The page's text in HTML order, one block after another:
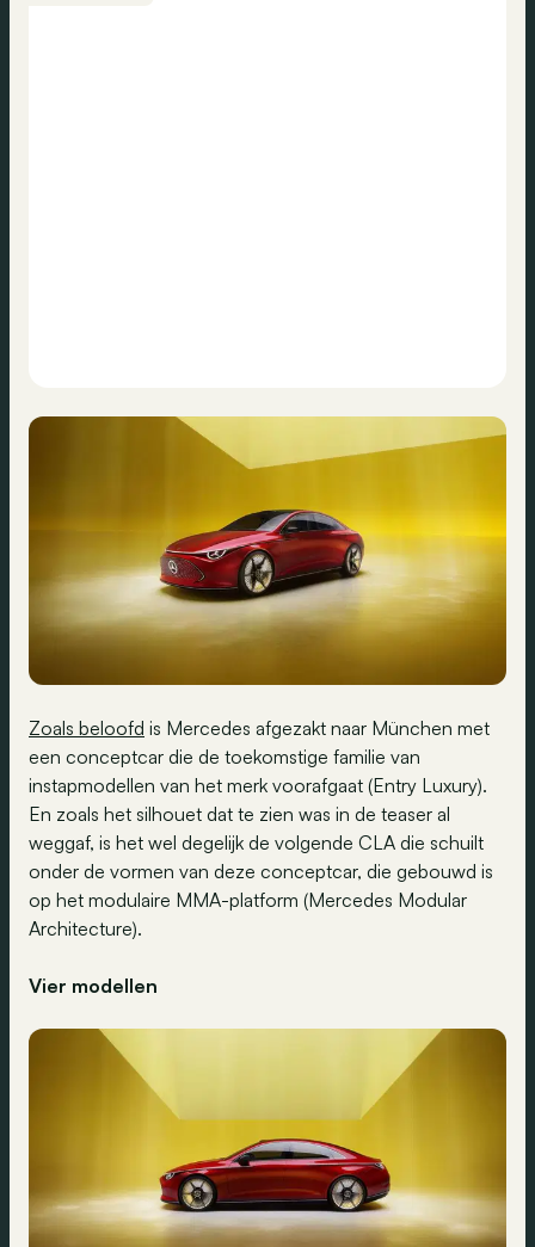
Zoals beloofd is Mercedes afgezakt naar München met
een conceptcar die de toekomstige familie van
instapmodellen van het merk voorafgaat (Entry Luxury).
En zoals het silhouet dat te zien was in de teaser al
weggaf, is het wel degelijk de volgende CLA die schuilt
onder de vormen van deze conceptcar, die gebouwd is
op het modulaire MMA-platform (Mercedes Modular
Architecture).
Vier modellen